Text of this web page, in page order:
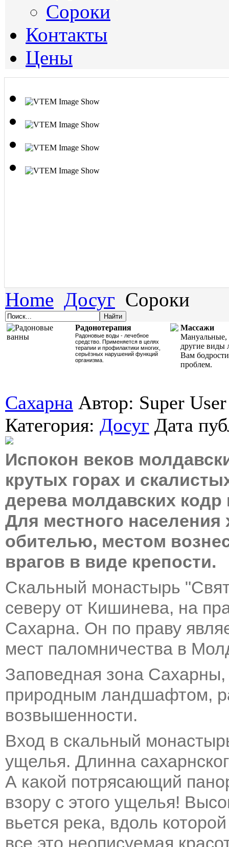
Сороки
Контакты
Цены
Home Досуг Сороки
Радонотерапия
Радоновые воды - лечебное
средство. Применяется в целях
терапии и профилактики многих,
серьёзных нарушений функций
организма.
Массажи
Мануальные,
другие виды
Вам
проблем.
Сахарна Автор: Super User
Категория: Досуг Дата
Испокон веков
крутых горах и
дерева молдавских
Для местного
обителью, местом
врагов в виде крепости.
Скальный монастырь
северу от Кишинева, на
Сахарна. Он по праву
мест паломничества в
Заповедная зона
природным ландшафтом,
возвышенности.
Вход в скальный
ущелья. Длинна
А какой потрясающий
взору с этого ущелья!
вьется река, вдоль
все это неописуемая